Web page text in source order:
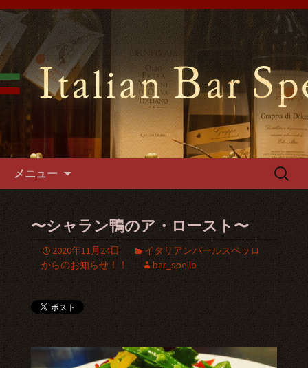
難波千日前のイタリアンバール
スペッロで貸切パーティーを
難波千日前の「イタリアンバールスペ
ッロ」はイタリアの郷土料理や手づく
るパスタやフォカッチャをご用意。1
階～3階席とございますので貸切パー
ティーでご利用可能です。
メニュー
検
〜シャラン鴨のア・ロースト〜
2020年11月24日
イタリアンバールスペッロ
からのお知らせ！！
bar_spello